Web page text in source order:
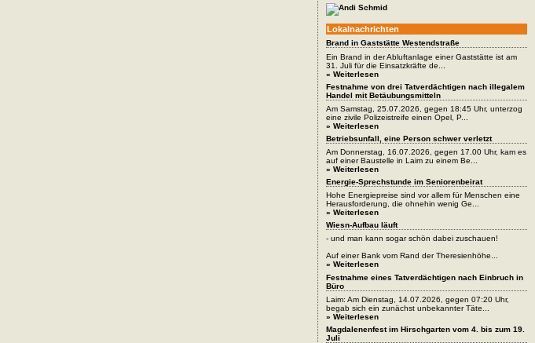
Lokalnachrichten
Brand in Gaststätte Westendstraße
Ein Brand in der Abluftanlage einer Gaststätte ist am
31. Juli für die Einsatzkräfte de...
» Weiterlesen
Festnahme von drei Tatverdächtigen nach illegalem
Handel mit Betäubungsmitteln
Am Samstag, 25.07.2026, gegen 18:45 Uhr, unterzog
eine zivile Polizeistreife einen Opel, P...
» Weiterlesen
Betriebsunfall, eine Person schwer verletzt
Am Donnerstag, 16.07.2026, gegen 17.00 Uhr, kam es
auf einer Baustelle in Laim zu einem Be...
» Weiterlesen
Energie-Sprechstunde im Seniorenbeirat
Hohe Energiepreise sind vor allem für Menschen eine
Herausforderung, die ohnehin wenig Ge...
» Weiterlesen
Wiesn-Aufbau läuft
- und man kann sogar schön dabei zuschauen!
Auf einer Bank vom Rand der Theresienhöhe...
» Weiterlesen
Festnahme eines Tatverdächtigen nach Einbruch in
Büro
Laim: Am Dienstag, 14.07.2026, gegen 07:20 Uhr,
begab sich ein zunächst unbekannter Täte...
» Weiterlesen
Magdalenenfest im Hirschgarten vom 4. bis zum 19.
Juli